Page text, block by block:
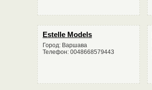
Estelle Models
Город: Варшава
Телефон: 0048668579443